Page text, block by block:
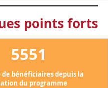
points forts
5551
bénéficiaires depuis la
du programme